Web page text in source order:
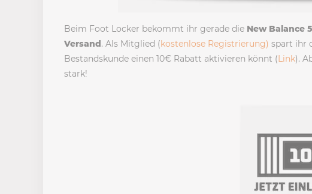
Beim Foot Locker bekommt ihr gerade die New Balance
Versand. Als Mitglied (kostenlose Registrierung) spart ihr
Bestandskunde einen 10€ Rabatt aktivieren könnt (Link).
stark!